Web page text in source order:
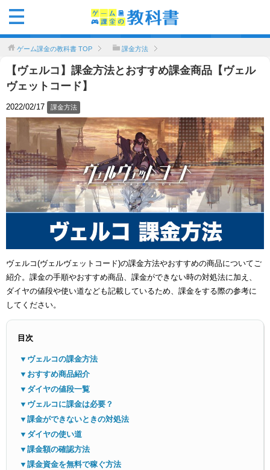
ゲーム課金の教科書 TOP 課金方法
【ヴェルコ】課金方法とおすすめ課金商品【ヴェル
ヴェットコード】
2022/02/17 課金方法
ヴェルコ(ヴェルヴェットコード)の課金方法やおすすめの商品についてご
紹介。課金の手順やおすすめ商品、課金ができない時の対処法に加え、
ダイヤの値段や使い道なども記載しているため、課金をする際の参考に
してください。
目次
▼ヴェルコの課金方法
▼おすすめ商品紹介
▼ダイヤの値段一覧
▼ヴェルコに課金は必要？
▼課金ができないときの対処法
▼ダイヤの使い道
▼課金額の確認方法
▼課金資金を無料で稼ぐ方法